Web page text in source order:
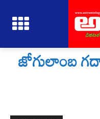
జోగులాంబ